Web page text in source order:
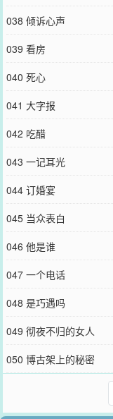
038 倾诉心声
039 看房
040 死心
041 大字报
042 吃醋
043 一记耳光
044 订婚宴
045 当众表白
046 他是谁
047 一个电话
048 是巧遇吗
049 彻夜不归的女人
050 博古架上的秘密